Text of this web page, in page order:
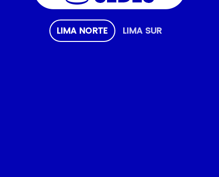
LIMA NORTE LIMA SUR